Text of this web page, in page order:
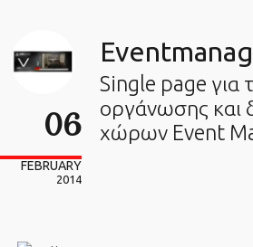
06
FEBRUARY
2014
Single page για
οργάνωσης και
χώρων Event